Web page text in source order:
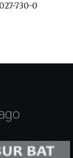
730-0